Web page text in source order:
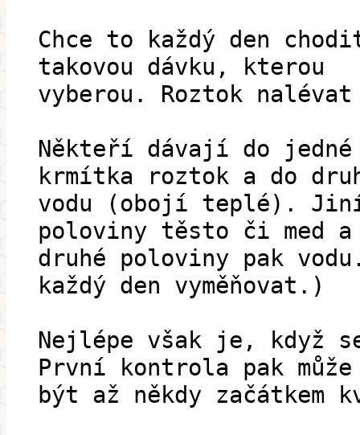
Chce to každý den
takovou dávku, kterou
vyberou. Roztok
Někteří dávají do
krmítka roztok a do
vodu (obojí teplé). Jiní
poloviny těsto či med a
druhé poloviny pak
každý den vyměňovat.)
Nejlépe však je, když
První kontrola pak může
být až někdy začátkem